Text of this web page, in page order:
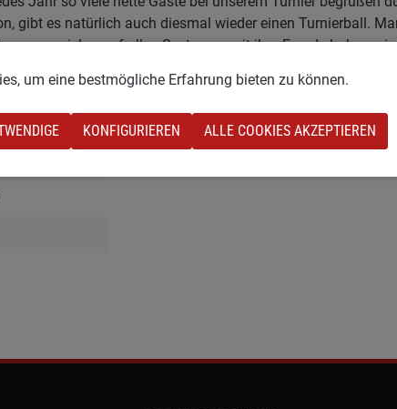
gibt es natürlich auch diesmal wieder einen Turnierball.
man sicher auf allen Systemen mit ihm Freude haben
auf Beton, auf denen er mit seinem leicht erhöhten
und Blitz (gerade durch), aber auch das ein oder
um eine bestmögliche Erfahrung bieten zu können.
KONFIGURIEREN ALLE COOKIES AKZEPTIEREN